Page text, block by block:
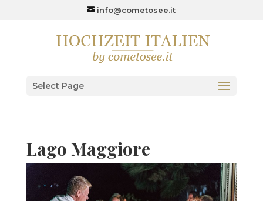
info@cometosee.it
Select Page
Lago Maggiore